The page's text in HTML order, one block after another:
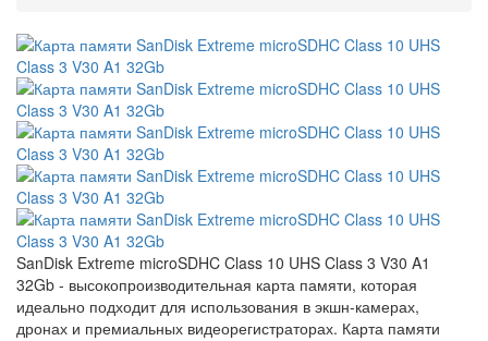
SanDisk Extreme microSDHC Class 10 UHS Class 3 V30 A1
32Gb - высокопроизводительная карта памяти, которая
идеально подходит для использования в экшн-камерах,
дронах и премиальных видеорегистраторах. Карта памяти